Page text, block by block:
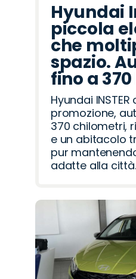
Hyundai
piccola
che
spazio.
fino a
Hyundai
promozione,
370 chilometri,
e un abitacolo
pur
adatte alla città.